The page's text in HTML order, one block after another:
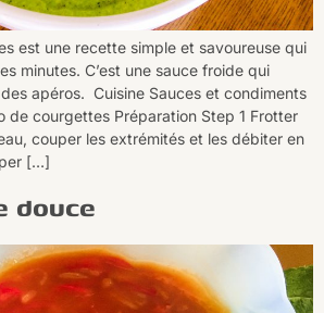
est une recette simple et savoureuse qui
minutes. C’est une sauce froide qui
apéros. Cuisine Sauces et condiments
de courgettes Préparation Step 1 Frotter
couper les extrémités et les débiter en
[…]
douce